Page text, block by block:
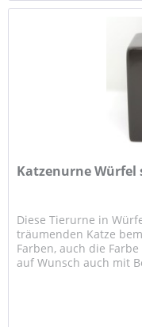
Katzenurne Würfel
Diese Tierurne in
träumenden Katze
Farben, auch die
auf Wunsch auch mit